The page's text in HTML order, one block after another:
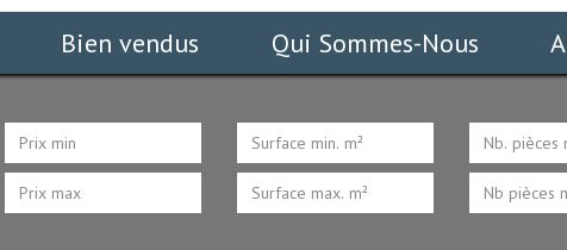
Bien vendus Qui Sommes-Nous